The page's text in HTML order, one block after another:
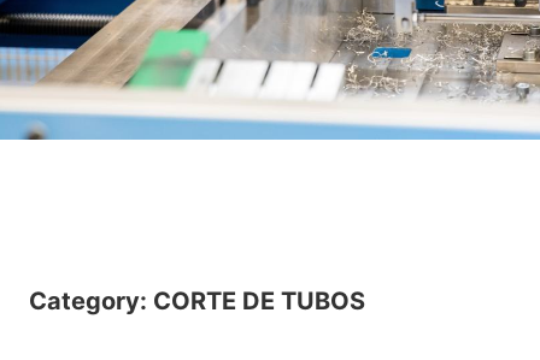
Category: CORTE DE TUBOS